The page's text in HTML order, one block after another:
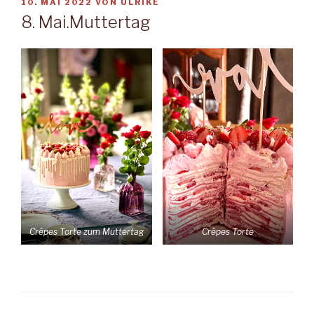
AM
10. MAI 2022 VON ULRIKE
8. Mai.Muttertag
Crêpes Torte zum Muttertag Crêpes Torte